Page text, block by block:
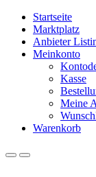
Startseite
Marktplatz
Anbieter
Meinkonto
Kasse
Meine
Warenkorb